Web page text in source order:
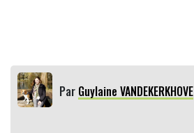
Par Guylaine VANDEKERKHOVE